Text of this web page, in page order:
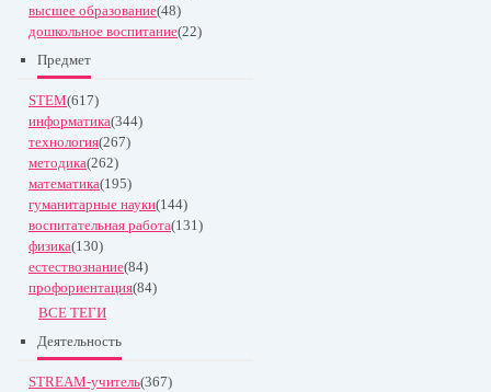
высшее образование(48)
дошкольное воспитание(22)
Предмет
STEM(617)
информатика(344)
технология(267)
методика(262)
математика(195)
гуманитарные науки(144)
воспитательная работа(131)
физика(130)
естествознание(84)
профориентация(84)
ВСЕ ТЕГИ
Деятельность
STREAM-учитель(367)